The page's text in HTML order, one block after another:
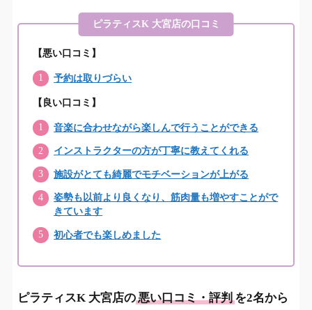
ピラティスK 大宮店の総合評価
3.
ピラティスK 大宮店の基本情報
4.
5.
ピラティスK大宮店の近辺にある大宮で人気の
6.
ピラティスK 大宮店へのアクセス
7.
ピラティスK 大宮店付近の駐車場
8.
ピラティスKの体験レッスンの申込み方法
9.
ピラティスKに関するよくある質問
10.
ピラティスK大宮店は大宮でオススメのピラテ
ピラティスK 大宮店の口コミ
【悪い口コミ】
予約は取りづらい
【良い口コミ】
音楽に合わせながら楽しんで行うことができる
インストラクターの方が丁寧に教えてくれる
施設がとても綺麗でモチベーションが上がる
姿勢も以前より良くなり、筋肉量も増やすことがで
きています
初心者でも楽しめました
ピラティスK 大宮店の悪い口コミ・評判を2名から